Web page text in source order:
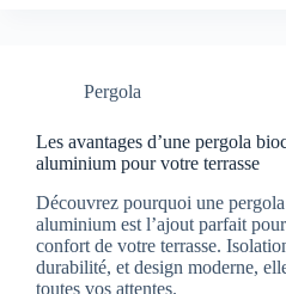
Pergola
Les avantages d’une pergola
aluminium pour votre terrasse
Découvrez pourquoi une
aluminium est l’ajout parfait
confort de votre terrasse.
durabilité, et design moderne,
toutes vos attentes.